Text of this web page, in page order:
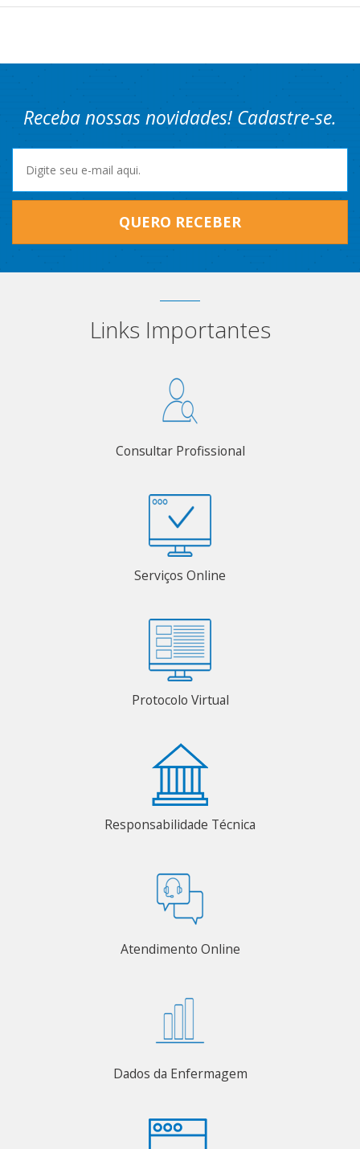
Receba nossas novidades! Cadastre-se.
QUERO RECEBER
Links Importantes
Consultar Profissional
Serviços Online
Protocolo Virtual
Responsabilidade Técnica
Atendimento Online
Dados da Enfermagem